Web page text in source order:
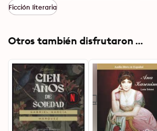
Ficción literaria
Otros también disfrutaron ...